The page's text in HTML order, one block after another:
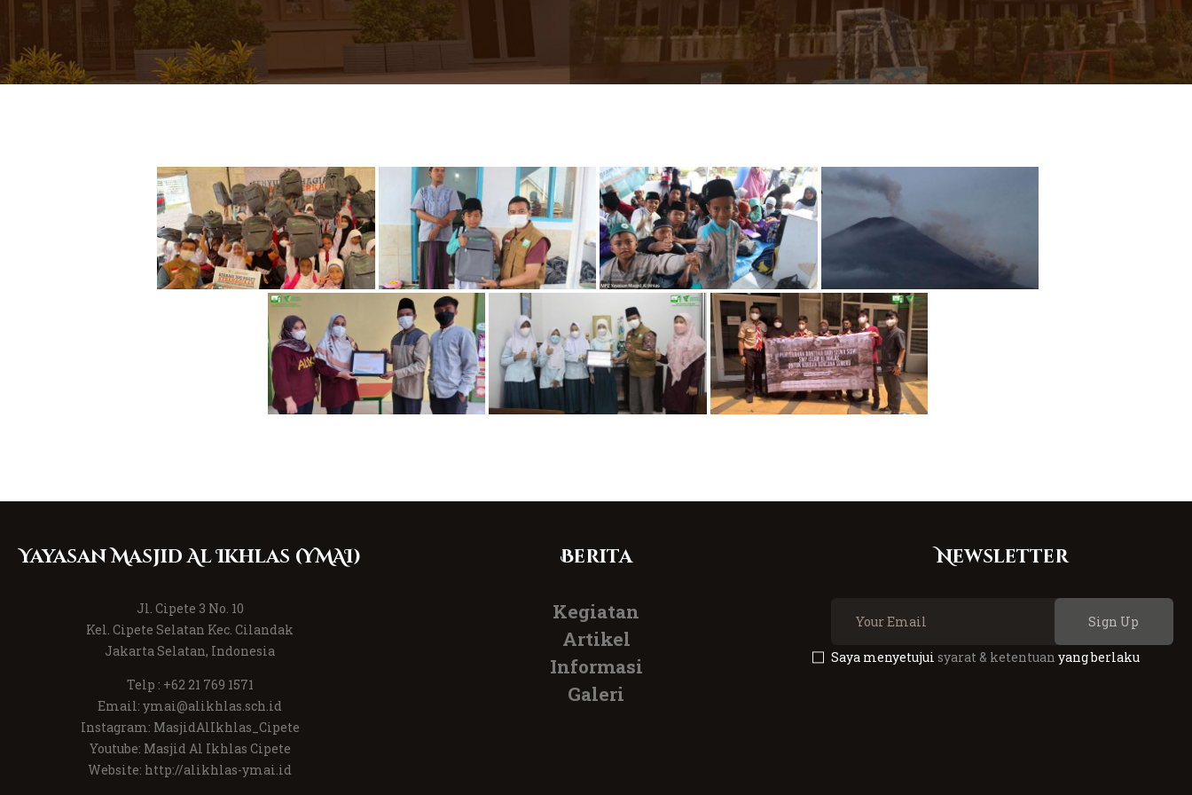
Yayasan Masjid Al Ikhlas (YMAI)
Jl. Cipete 3 No. 10
Kel. Cipete Selatan Kec. Cilandak
Jakarta Selatan, Indonesia
Telp : +62 21 769 1571
Email: ymai@alikhlas.sch.id
Instagram: MasjidAlIkhlas_Cipete
Youtube: Masjid Al Ikhlas Cipete
Website: http://alikhlas-ymai.id
Berita
Kegiatan
Artikel
Informasi
Galeri
Newsletter
Sign Up
Saya menyetujui syarat & ketentuan yang berlaku